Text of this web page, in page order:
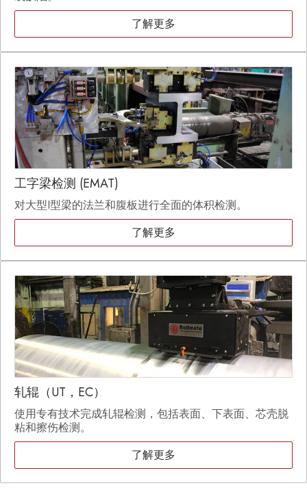
了解更多
工字梁检测 (EMAT)
对大型I型梁的法兰和腹板进行全面的体积检测。
了解更多
轧辊（UT，EC）
使用专有技术完成轧辊检测，包括表面、下表面、芯壳脱
粘和擦伤检测。
了解更多